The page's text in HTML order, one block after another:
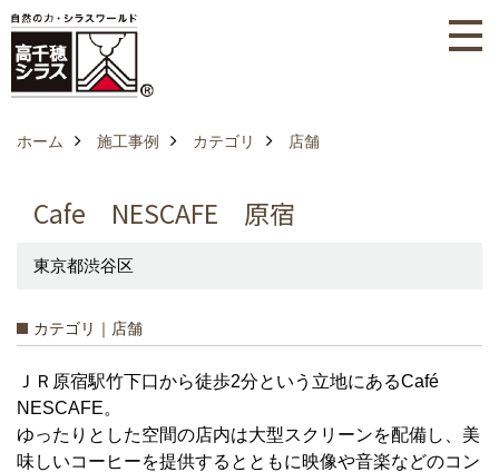
ホーム 施工事例 カテゴリ 店舗
Cafe NESCAFE 原宿
東京都渋谷区
カテゴリ｜店舗
ＪＲ原宿駅竹下口から徒歩2分という立地にあるCafé
NESCAFE。
ゆったりとした空間の店内は大型スクリーンを配備し、美
味しいコーヒーを提供するとともに映像や音楽などのコン